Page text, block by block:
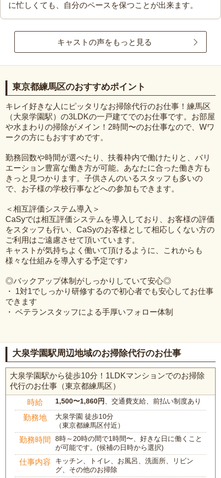
に忙しくても、自分のペースを保つことが出来ます。
キャストの声をもっと見る
東京都練馬区のおすすめポイント
キレイ好きな人にピッタリなお掃除代行のお仕事！練馬区
（大泉学園駅）の3LDKの一戸建てでのお仕事です。お部屋
や水まわりの掃除がメイン！2時間〜のお仕事なので、Wワ
ークの方にもおすすめです。
勤務回数や時間が選べたり、扶養枠内で働けたりと、バリ
エーション豊富な働き方が可能。あなたに合った働き方も
きっと見つかります。子供さんのいるスタッフも多いの
で、お子様の学校行事などへの参加もできます。
＜相互評価システム導入＞
CaSyでは相互評価システムを導入しており、お客様の評価
をスタッフも行い、CaSyのお客様として相応しくない方の
ご利用はご遠慮させて頂いています。
キャストが気持ちよく働いて頂けるように、これからも
様々な仕組みを導入する予定です♪
◎バックアップ体制がしっかりしていて安心◎
・ 1対1でしっかり研修するので初心者でも安心してお仕事
できます
・ ベテランスタッフによる手厚いフォロー体制
大泉学園駅周辺地域のお掃除代行のお仕事
大泉学園駅から徒歩10分！1LDKマンションでのお掃除
代行のお仕事（東京都練馬区）
時給 1,500〜1,860円、交通費支給、前払い制度あり
勤務地
大泉学園 徒歩10分
（東京都練馬区付近）
勤務時間
8時～20時の間で1時間〜、好きな日に働くこと
が可能です。(候補の日時から選択)
仕事内容
キッチン、トイレ、お風呂、洗面所、リビン
グ、その他のお掃除